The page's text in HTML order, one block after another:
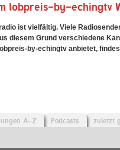
lobpreis-by-echingtv
ist vielfältig. Viele
diesem Grund verschiedene
by-echingtv anbietet,
A-Z Podcasts zuletzt